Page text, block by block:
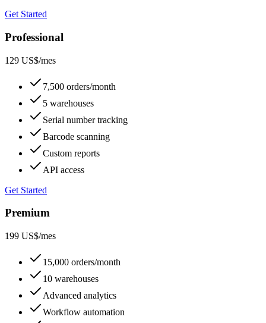
Get Started
Professional
129 US$/mes
7,500 orders/month
5 warehouses
Serial number tracking
Barcode scanning
Custom reports
API access
Get Started
Premium
199 US$/mes
15,000 orders/month
10 warehouses
Advanced analytics
Workflow automation